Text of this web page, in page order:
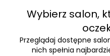
Wybierz salon,
Przeglądaj dostępne
nich spełnia